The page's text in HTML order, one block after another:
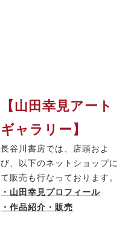
【山田幸見アート
ギャラリー】
長谷川書房では、店頭およ
び、以下のネットショップに
て販売も行なっております。
・山田幸見プロフィール
・作品紹介・販売